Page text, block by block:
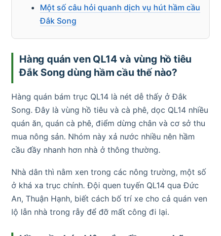
Một số câu hỏi quanh dịch vụ hút hầm cầu
Đắk Song
Hàng quán ven QL14 và vùng hồ tiêu
Đắk Song dùng hầm cầu thế nào?
Hàng quán bám trục QL14 là nét dễ thấy ở Đắk
Song. Đây là vùng hồ tiêu và cà phê, dọc QL14 nhiều
quán ăn, quán cà phê, điểm dừng chân và cơ sở thu
mua nông sản. Nhóm này xả nước nhiều nên hầm
cầu đầy nhanh hơn nhà ở thông thường.
Nhà dân thì nằm xen trong các nông trường, một số
ở khá xa trục chính. Đội quen tuyến QL14 qua Đức
An, Thuận Hạnh, biết cách bố trí xe cho cả quán ven
lộ lẫn nhà trong rẫy để đỡ mất công đi lại.